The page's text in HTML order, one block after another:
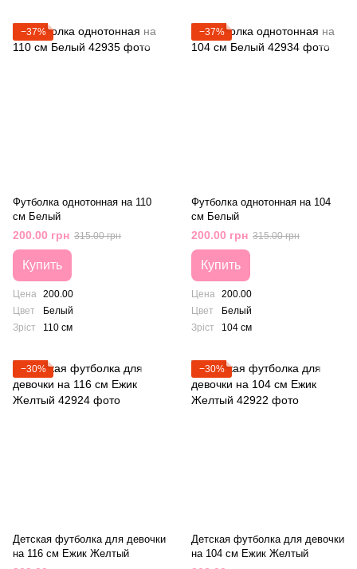
−37%
Футболка однотонная на 110
см Белый
200.00 грн 315.00 грн
Купить
Цена 200.00
Цвет
Белый
Зріст
110 см
−37%
Футболка однотонная на 104
см Белый
200.00 грн 315.00 грн
Купить
Цена 200.00
Цвет
Белый
Зріст
104 см
−30%
Детская футболка для девочки
на 116 см Ежик Желтый
−30%
Детская футболка для девочки
на 104 см Ежик Желтый